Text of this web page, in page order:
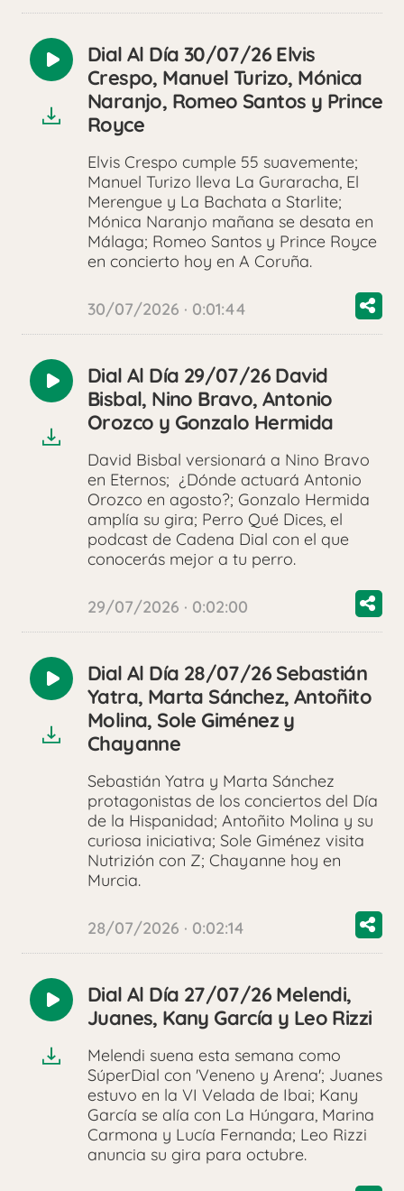
Reproducir
audio
Dial Al Día 30/07/26 Elvis
Crespo, Manuel Turizo, Mónica
Naranjo, Romeo Santos y Prince
Royce
Elvis Crespo cumple 55 suavemente;
Manuel Turizo lleva La Guraracha, El
Merengue y La Bachata a Starlite;
Mónica Naranjo mañana se desata en
Málaga; Romeo Santos y Prince Royce
en concierto hoy en A Coruña.
30/07/2026 · 0:01:44
Reproducir
audio
Dial Al Día 29/07/26 David
Bisbal, Nino Bravo, Antonio
Orozco y Gonzalo Hermida
David Bisbal versionará a Nino Bravo
en Eternos; ¿Dónde actuará Antonio
Orozco en agosto?; Gonzalo Hermida
amplía su gira; Perro Qué Dices, el
podcast de Cadena Dial con el que
conocerás mejor a tu perro.
29/07/2026 · 0:02:00
Reproducir
audio
Dial Al Día 28/07/26 Sebastián
Yatra, Marta Sánchez, Antoñito
Molina, Sole Giménez y
Chayanne
Sebastián Yatra y Marta Sánchez
protagonistas de los conciertos del Día
de la Hispanidad; Antoñito Molina y su
curiosa iniciativa; Sole Giménez visita
Nutrizión con Z; Chayanne hoy en
Murcia.
28/07/2026 · 0:02:14
Reproducir
audio
Dial Al Día 27/07/26 Melendi,
Juanes, Kany García y Leo Rizzi
Melendi suena esta semana como
SúperDial con 'Veneno y Arena'; Juanes
estuvo en la VI Velada de Ibai; Kany
García se alía con La Húngara, Marina
Carmona y Lucía Fernanda; Leo Rizzi
anuncia su gira para octubre.